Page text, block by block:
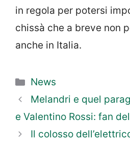
in regola per potersi
chissà che a breve non
anche in Italia.
Categorie
News
Melandri e quel
e Valentino Rossi: fan
Il colosso